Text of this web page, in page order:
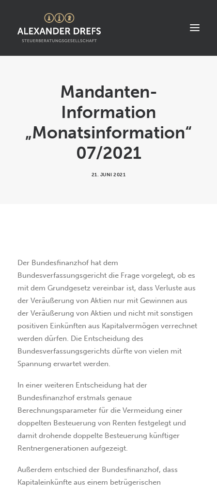
LEISTUNGEN
Mandanten-
Information
„Monatsinformation“
07/2021
21. JUNI 2021
Der Bundesfinanzhof hat dem
Bundesverfassungsgericht die Frage vorgelegt, ob es
mit dem Grundgesetz vereinbar ist, dass Verluste aus
der Veräußerung von Aktien nur mit Gewinnen aus
der Veräußerung von Aktien und nicht mit sonstigen
positiven Einkünften aus Kapitalvermögen verrechnet
werden dürfen. Die Entscheidung des
Bundesverfassungsgerichts dürfte von vielen mit
Spannung erwartet werden.
In einer weiteren Entscheidung hat der
Bundesfinanzhof erstmals genaue
Berechnungsparameter für die Vermeidung einer
doppelten Besteuerung von Renten festgelegt und
damit drohende doppelte Besteuerung künftiger
Rentnergenerationen aufgezeigt.
Außerdem entschied der Bundesfinanzhof, dass
Kapitaleinkünfte aus einem betrügerischen